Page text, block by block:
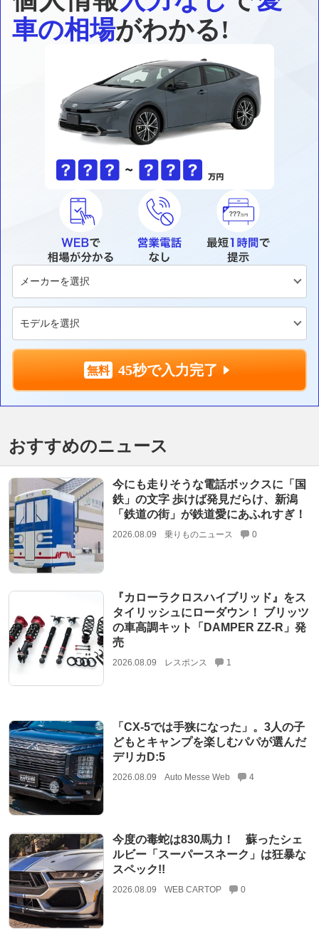
車の相場がわかる!
45秒で入力完了
おすすめのニュース
今にも走りそうな電話ボックスに「国
鉄」の文字 歩けば発見だらけ、新潟
「鉄道の街」が鉄道愛にあふれすぎ！
2026.08.09 乗りものニュース 0
『カローラクロスハイブリッド』をス
タイリッシュにローダウン！ ブリッツ
の車高調キット「DAMPER ZZ-R」発
売
2026.08.09 レスポンス 1
「CX-5では手狭になった」。3人の子
どもとキャンプを楽しむパパが選んだ
デリカD:5
2026.08.09 Auto Messe Web 4
今度の毒蛇は830馬力！ 蘇ったシェ
ルビー「スーパースネーク」は狂暴な
スペック!!
2026.08.09 WEB CARTOP 0